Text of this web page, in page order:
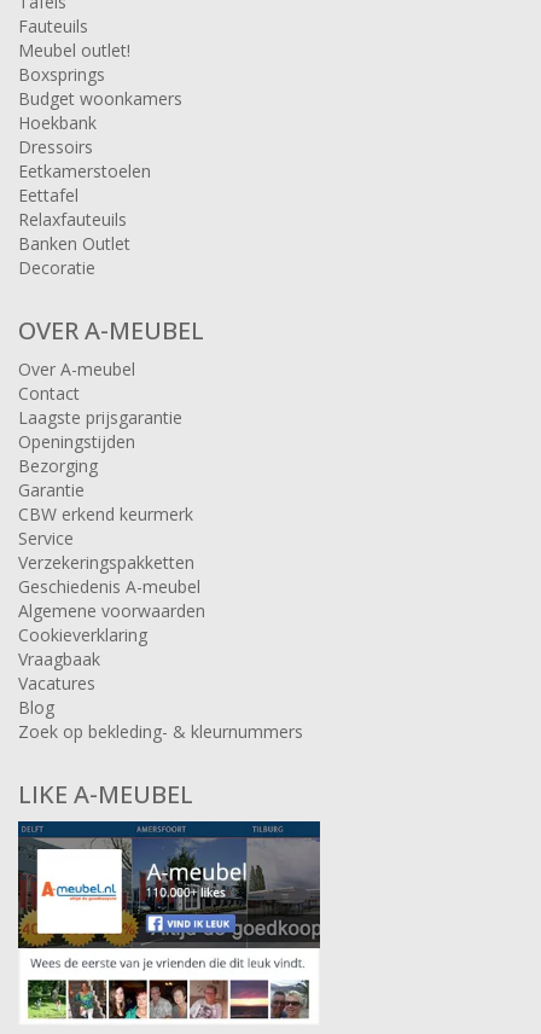
Fauteuils
Meubel outlet!
Boxsprings
Budget woonkamers
Hoekbank
Dressoirs
Eetkamerstoelen
Eettafel
Relaxfauteuils
Banken Outlet
Decoratie
OVER A-MEUBEL
Over A-meubel
Contact
Laagste prijsgarantie
Openingstijden
Bezorging
Garantie
CBW erkend keurmerk
Service
Verzekeringspakketten
Geschiedenis A-meubel
Algemene voorwaarden
Cookieverklaring
Vraagbaak
Vacatures
Blog
Zoek op bekleding- & kleurnummers
LIKE A-MEUBEL